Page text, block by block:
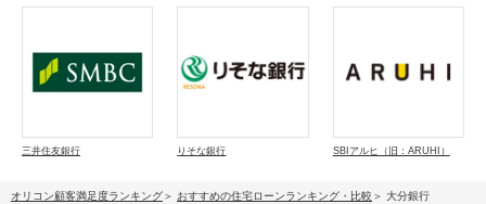
三井住友銀行 りそな銀行 SBIアルヒ（旧：ARUHI）
オリコン顧客満足度ランキング おすすめの住宅ローンランキング・比較 大分銀行